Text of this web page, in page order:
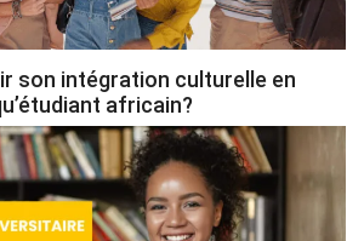
son intégration culturelle en
africain?